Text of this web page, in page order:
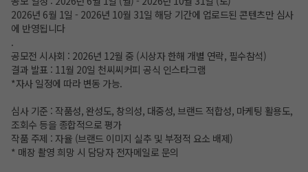
2026년 6월 1일 - 2026년 10월 31일 해당 기간에 업로드된 콘텐츠만 심사
에 반영됩니다
.
공모전 시사회 : 2026년 12월 중 (시상자 한해 개별 연락, 필수참석)
결과 발표 : 11월 20일 천씨씨커피 공식 인스타그램
*자사 일정에 따라 변동 가능.
심사 기준 : 작품성, 완성도, 창의성, 대중성, 브랜드 적합성, 마케팅 활용도,
조회수 등을 종합적으로 평가
작품 주제 : 자율 (브랜드 이미지 실추 및 부정적 요소 배제)
* 매장 촬영 희망 시 담당자 전자메일로 문의